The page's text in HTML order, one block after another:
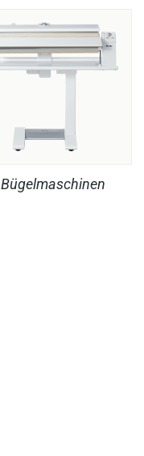
Bügelmaschinen